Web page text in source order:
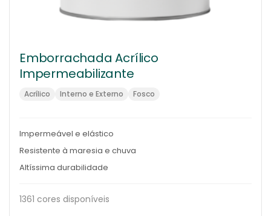
Emborrachada Acrílico
Impermeabilizante
Acrílico Interno e Externo Fosco
Impermeável e elástico
Resistente à maresia e chuva
Altíssima durabilidade
1361 cores disponíveis